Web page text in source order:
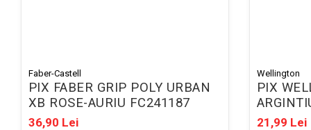
Separatoare index si
separatoare biblioraft
Dosare carton
Faber-Castell
PIX FABER GRIP POLY URBAN
XB ROSE-AURIU FC241187
36,90 Lei
Wellington
PIX
21,99 Lei